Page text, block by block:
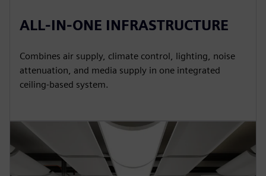
ALL-IN-ONE INFRASTRUCTURE
Combines air supply, climate control, lighting, noise
attenuation, and media supply in one integrated
ceiling-based system.